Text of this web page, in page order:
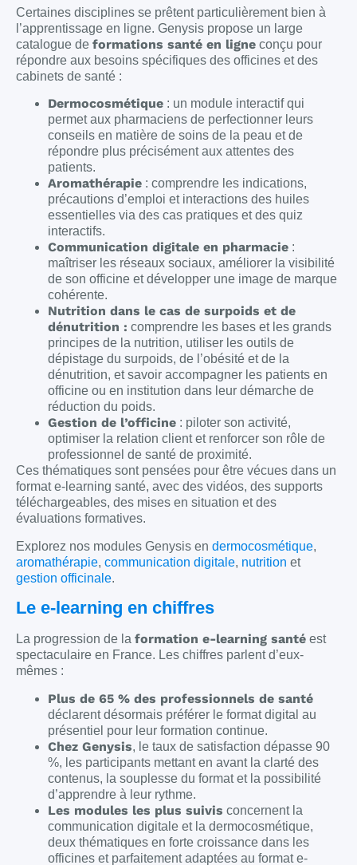
Certaines disciplines se prêtent particulièrement bien à
l’apprentissage en ligne. Genysis propose un large
catalogue de formations santé en ligne conçu pour
répondre aux besoins spécifiques des officines et des
cabinets de santé :
Dermocosmétique : un module interactif qui
permet aux pharmaciens de perfectionner leurs
conseils en matière de soins de la peau et de
répondre plus précisément aux attentes des
patients.
Aromathérapie : comprendre les indications,
précautions d’emploi et interactions des huiles
essentielles via des cas pratiques et des quiz
interactifs.
Communication digitale en pharmacie :
maîtriser les réseaux sociaux, améliorer la visibilité
de son officine et développer une image de marque
cohérente.
Nutrition dans le cas de surpoids et de
dénutrition : comprendre les bases et les grands
principes de la nutrition, utiliser les outils de
dépistage du surpoids, de l’obésité et de la
dénutrition, et savoir accompagner les patients en
officine ou en institution dans leur démarche de
réduction du poids.
Gestion de l’officine : piloter son activité,
optimiser la relation client et renforcer son rôle de
professionnel de santé de proximité.
Ces thématiques sont pensées pour être vécues dans un
format e-learning santé, avec des vidéos, des supports
téléchargeables, des mises en situation et des
évaluations formatives.
Explorez nos modules Genysis en dermocosmétique,
aromathérapie, communication digitale, nutrition et
gestion officinale.
Le e-learning en chiffres
La progression de la formation e-learning santé est
spectaculaire en France. Les chiffres parlent d’eux-
mêmes :
Plus de 65 % des professionnels de santé
déclarent désormais préférer le format digital au
présentiel pour leur formation continue.
Chez Genysis, le taux de satisfaction dépasse 90
%, les participants mettant en avant la clarté des
contenus, la souplesse du format et la possibilité
d’apprendre à leur rythme.
Les modules les plus suivis concernent la
communication digitale et la dermocosmétique,
deux thématiques en forte croissance dans les
officines et parfaitement adaptées au format e-